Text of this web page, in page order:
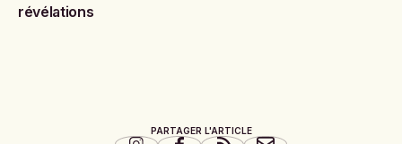
révélations
PARTAGER L'ARTICLE